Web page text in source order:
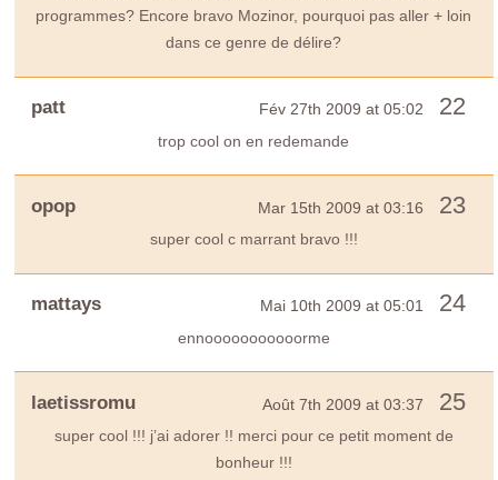
programmes? Encore bravo Mozinor, pourquoi pas aller + loin
dans ce genre de délire?
patt Fév 27th 2009 at 05:02 22
trop cool on en redemande
opop Mar 15th 2009 at 03:16 23
super cool c marrant bravo !!!
mattays Mai 10th 2009 at 05:01 24
ennooooooooooorme
laetissromu Août 7th 2009 at 03:37 25
super cool !!! j’ai adorer !! merci pour ce petit moment de
bonheur !!!